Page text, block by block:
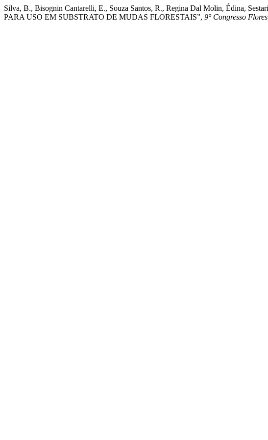
Silva, B., Bisognin Cantarelli, E., Souza Santos, R., Regina Dal Molin, Édina,
PARA USO EM SUBSTRATO DE MUDAS FLORESTAIS”, 9° Congresso